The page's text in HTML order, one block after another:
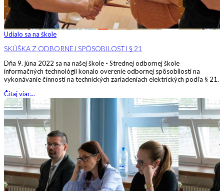
Udialo sa na škole
SKÚŠKA Z ODBORNEJ SPÔSOBILOSTI § 21
Dňa 9. júna 2022 sa na našej škole - Strednej odbornej škole
informačných technológií konalo overenie odbornej spôsobilosti na
vykonávanie činnosti na technických zariadeniach elektrických podľa § 21.
Čítaj viac...